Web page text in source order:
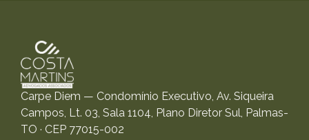
Carpe Diem — Condomínio Executivo, Av. Siqueira
Campos, Lt. 03, Sala 1104, Plano Diretor Sul, Palmas-
TO · CEP 77015-002